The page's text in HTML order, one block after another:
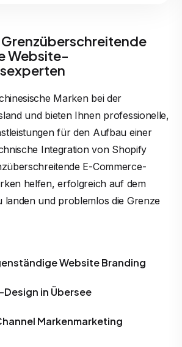
Website-
Marken bei der
und bieten Ihnen professionelle,
für den Aufbau einer
Integration von Shopify
E-Commerce-
helfen, erfolgreich auf dem
und problemlos die Grenze
Website Branding
Design in Übersee
Markenmarketing